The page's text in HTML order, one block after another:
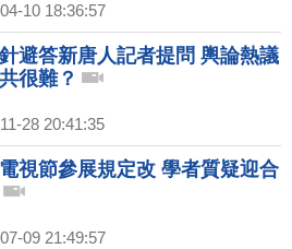
10 18:36:57
避答新唐人記者提問 輿論熱議
很難？
28 20:41:35
視節參展規定改 學者質疑迎合
09 21:49:57